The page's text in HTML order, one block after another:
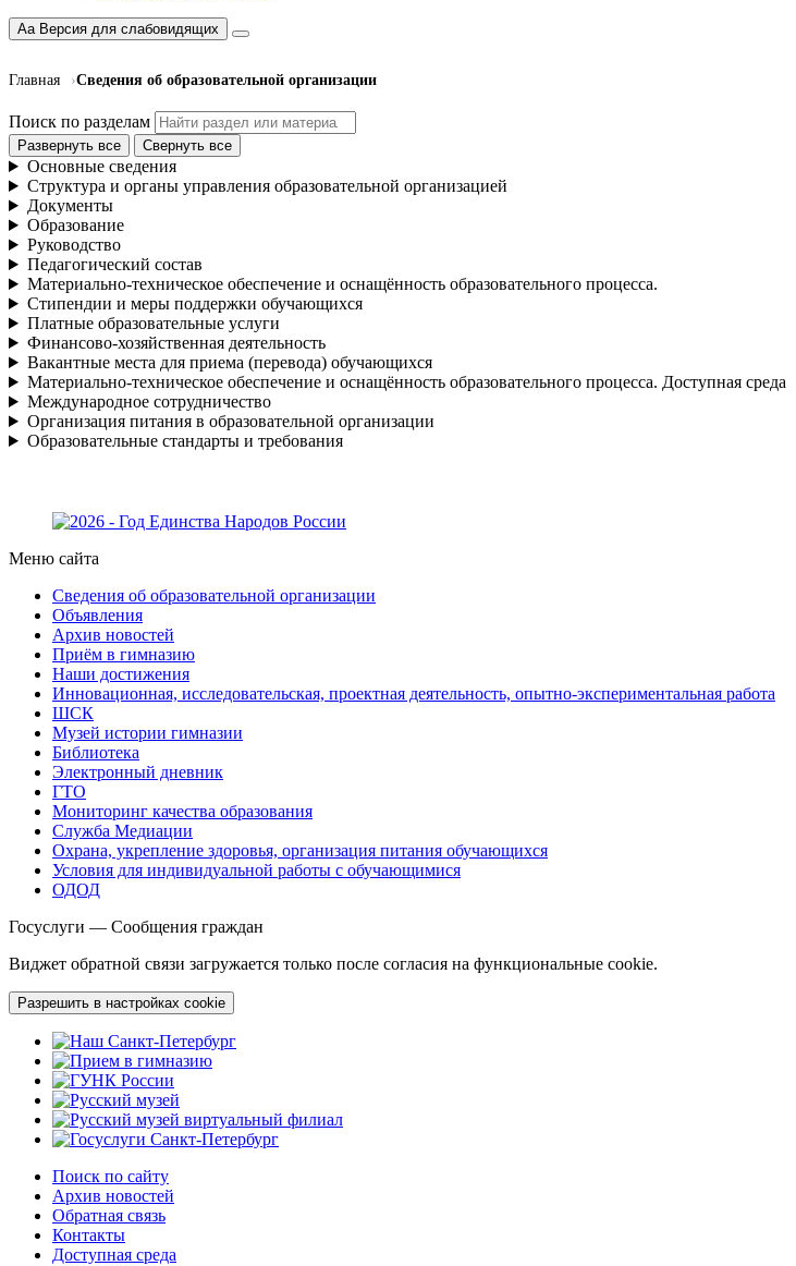
Aa Версия для слабовидящих
Главная Сведения об образовательной организации
Поиск по разделам
Развернуть все Свернуть все
Основные cведения
Структура и органы управления образовательной организацией
Документы
Образование
Руководство
Педагогический состав
Материально-техническое обеспечение и оснащённость образовательного процесса.
Стипендии и меры поддержки обучающихся
Платные образовательные услуги
Финансово-хозяйственная деятельность
Вакантные места для приема (перевода) обучающихся
Материально-техническое обеспечение и оснащённость образовательного процесса. Доступная среда
Международное сотрудничество
Организация питания в образовательной организации
Образовательные стандарты и требования
Меню сайта
Сведения об образовательной организации
Объявления
Архив новостей
Приём в гимназию
Наши достижения
Инновационная, исследовательская, проектная деятельность, опытно-экспериментальная работа
ШСК
Музей истории гимназии
Библиотека
Электронный дневник
ГТО
Мониторинг качества образования
Служба Медиации
Охрана, укрепление здоровья, организация питания обучающихся
Условия для индивидуальной работы с обучающимися
ОДОД
Госуслуги — Сообщения граждан
Виджет обратной связи загружается только после согласия на функциональные cookie.
Разрешить в настройках cookie
Поиск по сайту
Архив новостей
Обратная связь
Контакты
Доступная среда